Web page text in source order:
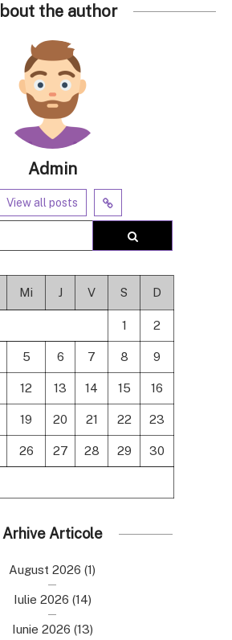
the author
Admin
View all posts
Mi J V S D
1 2
5 6 7 8 9
12 13 14 15 16
19 20 21 22 23
26 27 28 29 30
Arhive Articole
August 2026 (1)
Iulie 2026 (14)
Iunie 2026 (13)